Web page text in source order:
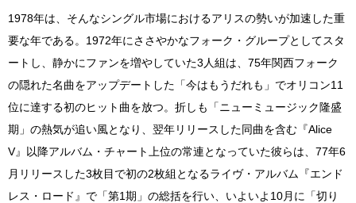
1978年は、そんなシングル市場におけるアリスの勢いが加速した重
要な年である。1972年にささやかなフォーク・グループとしてスタ
ートし、静かにファンを増やしていた3人組は、75年関西フォーク
の隠れた名曲をアップデートした「今はもうだれも」でオリコン11
位に達する初のヒット曲を放つ。折しも「ニューミュージック隆盛
期」の熱気が追い風となり、翌年リリースした同曲を含む『Alice
V』以降アルバム・チャート上位の常連となっていた彼らは、77年6
月リリースした3枚目で初の2枚組となるライヴ・アルバム『エンド
レス・ロード』で「第1期」の総括を行い、いよいよ10月に「切り